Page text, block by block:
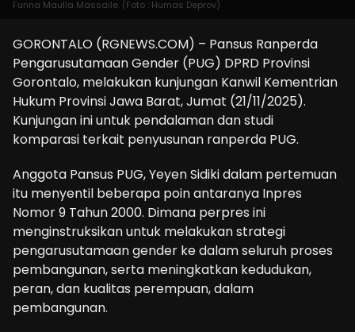
Funna Maulia Massaile. (Foto : Humas Deprov)
GORONTALO (RGNEWS.COM) – Pansus Ranperda
Pengarusutamaan Gender (PUG) DPRD Provinsi
Gorontalo, melakukan kunjungan Kanwil Kementrian
Hukum Provinsi Jawa Barat, Jumat (21/11/2025).
Kunjungan ini untuk pendalaman dan studi
komparasi terkait penyusunan ranperda PUG.
Anggota Pansus PUG, Yeyen Sidiki dalam pertemuan
itu menyentil beberapa poin antaranya Inpres
Nomor 9 Tahun 2000. Dimana perpres ini
menginstruksikan untuk melakukan strategi
pengarusutamaan gender ke dalam seluruh proses
pembangunan, serta meningkatkan kedudukan,
peran, dan kualitas perempuan, dalam
pembangunan.